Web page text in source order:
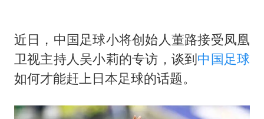
上门女婿出轨女邻居多年被判重婚罪
王艺迪2-4不敌张本美和止步4强
韩国检察官，“死”于2026
于东来直播和胖东来核心团队开会
近日，中国足球小将创始人董路接受凤凰
卫视主持人吴小莉的专访，谈到中国足球
如何才能赶上日本足球的话题。